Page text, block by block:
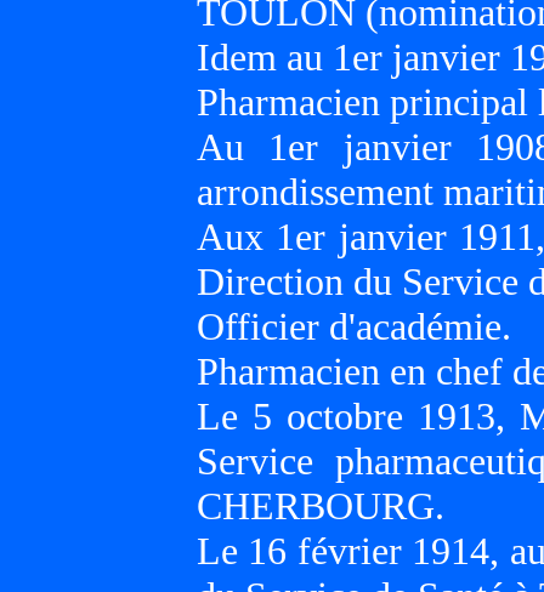
TOULON
Idem au 1er janvier
Pharmacien principal
Au 1er janvier
arrondissement
Aux 1er janvier
Direction du Service
Officier d'académie.
Pharmacien en chef
Le 5 octobre 1913,
Service
CHERBOURG.
Le 16 février 1914,